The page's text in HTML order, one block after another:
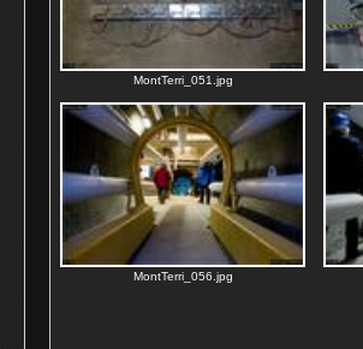
MontTerri_051.jpg
MontTerri_056.jpg